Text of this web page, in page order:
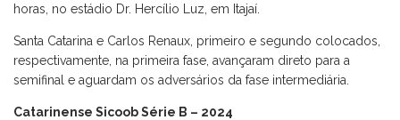
horas, no estádio Dr. Hercílio Luz, em Itajaí.
Santa Catarina e Carlos Renaux, primeiro e segundo colocados,
respectivamente, na primeira fase, avançaram direto para a
semifinal e aguardam os adversários da fase intermediária.
Catarinense Sicoob Série B – 2024